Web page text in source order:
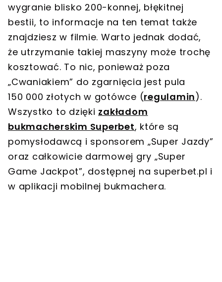
wygranie blisko 200-konnej, błękitnej
bestii, to informacje na ten temat także
znajdziesz w filmie. Warto jednak dodać,
że utrzymanie takiej maszyny może trochę
kosztować. To nic, ponieważ poza
„Cwaniakiem” do zgarnięcia jest pula
150 000 złotych w gotówce (regulamin).
Wszystko to dzięki zakładom
bukmacherskim Superbet, które są
pomysłodawcą i sponsorem „Super Jazdy”
oraz całkowicie darmowej gry „Super
Game Jackpot”, dostępnej na superbet.pl i
w aplikacji mobilnej bukmachera.